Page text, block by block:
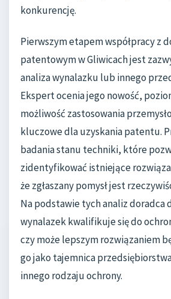
konkurencję.
Pierwszym etapem współpracy z
patentowym w Gliwicach jest
analiza wynalazku lub innego
Ekspert ocenia jego nowość,
możliwość zastosowania
kluczowe dla uzyskania patentu.
badania stanu techniki, które
zidentyfikować istniejące
że zgłaszany pomysł jest
Na podstawie tych analiz doradca
wynalazek kwalifikuje się do
czy może lepszym rozwiązaniem
go jako tajemnica
innego rodzaju ochrony.